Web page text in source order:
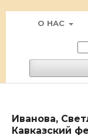
О НАС
Иванова,
Кавказский